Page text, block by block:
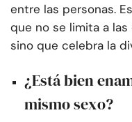
entre las personas.
que no se limita a
sino que celebra la
¿Está bien
mismo sexo?